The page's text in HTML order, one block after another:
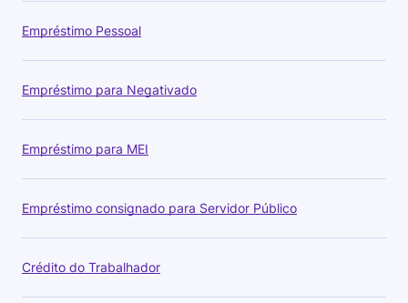
Empréstimo Pessoal
Empréstimo para Negativado
Empréstimo para MEI
Empréstimo consignado para Servidor Público
Crédito do Trabalhador